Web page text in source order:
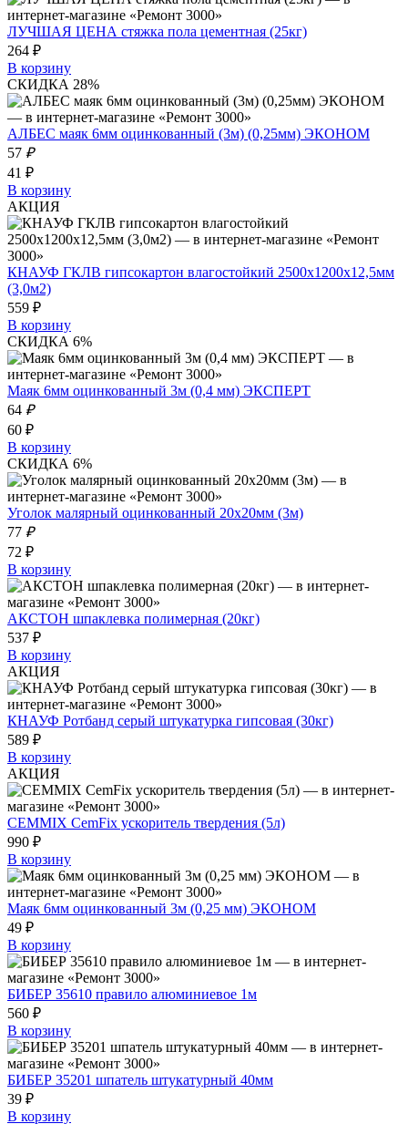
ЛУЧШАЯ ЦЕНА стяжка пола цементная (25кг)
264 ₽
В корзину
СКИДКА 28%
АЛБЕС маяк 6мм оцинкованный (3м) (0,25мм) ЭКОНОМ
57 ₽
41 ₽
В корзину
АКЦИЯ
КНАУФ ГКЛВ гипсокартон влагостойкий 2500х1200х12,5мм
(3,0м2)
559 ₽
В корзину
СКИДКА 6%
Маяк 6мм оцинкованный 3м (0,4 мм) ЭКСПЕРТ
64 ₽
60 ₽
В корзину
СКИДКА 6%
Уголок малярный оцинкованный 20х20мм (3м)
77 ₽
72 ₽
В корзину
АКСТОН шпаклевка полимерная (20кг)
537 ₽
В корзину
АКЦИЯ
КНАУФ Ротбанд серый штукатурка гипсовая (30кг)
589 ₽
В корзину
АКЦИЯ
CEMMIX CemFix ускоритель твердения (5л)
990 ₽
В корзину
Маяк 6мм оцинкованный 3м (0,25 мм) ЭКОНОМ
49 ₽
В корзину
БИБЕР 35610 правило алюминиевое 1м
560 ₽
В корзину
БИБЕР 35201 шпатель штукатурный 40мм
39 ₽
В корзину